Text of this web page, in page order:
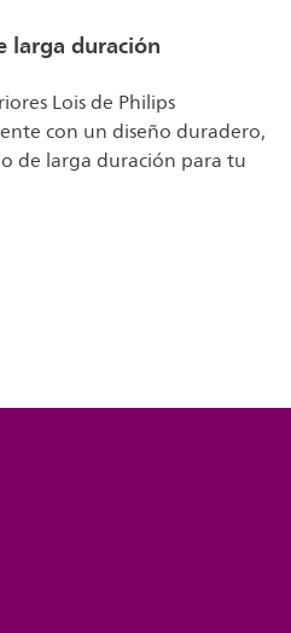
larga duración
Lois de Philips
con un diseño duradero,
de larga duración para tu